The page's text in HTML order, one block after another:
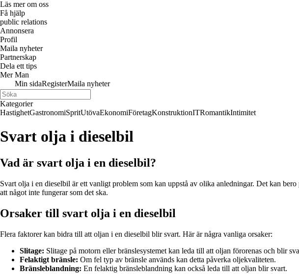
Läs mer om oss
Få hjälp
public relations
Annonsera
Profil
Maila nyheter
Partnerskap
Dela ett tips
Mer Man
Min sidaRegisterMaila nyheter
Kategorier
HastighetGastronomiSpritUtövaEkonomiFöretagKonstruktionITRomantikIntimitet
Svart olja i dieselbil
Vad är svart olja i en dieselbil?
Svart olja i en dieselbil är ett vanligt problem som kan uppstå av olika anledningar. Det kan
att något inte fungerar som det ska.
Orsaker till svart olja i en dieselbil
Flera faktorer kan bidra till att oljan i en dieselbil blir svart. Här är några vanliga orsaker:
Slitage: Slitage på motorn eller bränslesystemet kan leda till att oljan förorenas och blir
Felaktigt bränsle: Om fel typ av bränsle används kan detta påverka oljekvaliteten.
Bränsleblandning: En felaktig bränsleblandning kan också leda till att oljan blir svart.